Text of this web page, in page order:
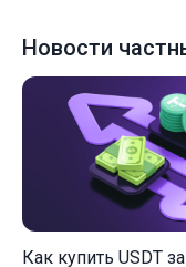
Новости
Как купить USDT